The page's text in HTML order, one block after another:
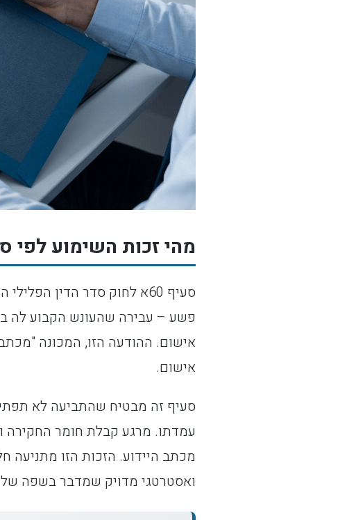
מהי זכות השימוע לפי סעיף 60א לחוק סדר הדין
סעיף 60א לחוק סדר הדין
פשע – עבירה שהעונש הקבוע לה
אישום. ההודעה הזו, המכונה
אישום.
סעיף זה מבטיח שהתביעה לא
עמדתו. מרגע קבלת חומר
מכתב היידוע. הזכות הזו מתניעה
ואסטרטגי מדויק שמדבר בשפה